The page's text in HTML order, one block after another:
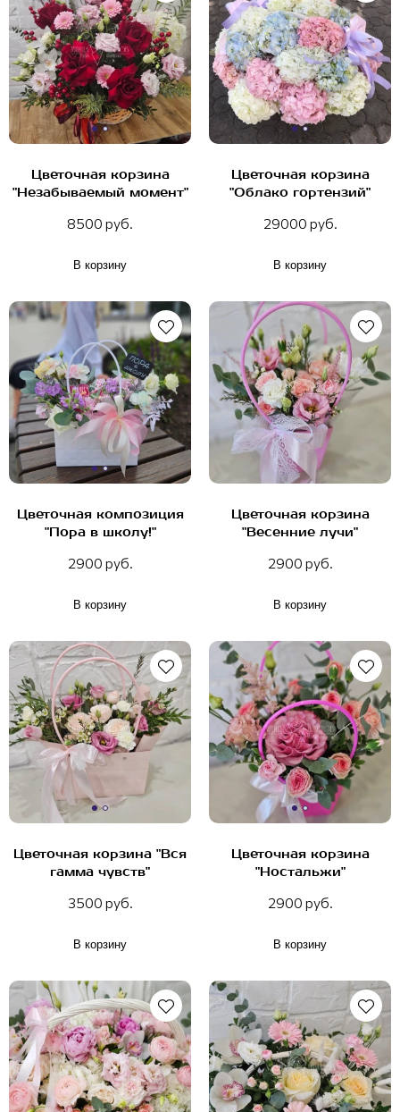
Цветочная корзина
"Незабываемый момент"
8500 руб.
В корзину
Цветочная корзина
"Облако гортензий"
29000 руб.
В корзину
Цветочная композиция
"Пора в школу!"
2900 руб.
В корзину
Цветочная корзина
"Весенние лучи"
2900 руб.
В корзину
Цветочная корзина "Вся
гамма чувств"
3500 руб.
В корзину
Цветочная корзина
"Ностальжи"
2900 руб.
В корзину